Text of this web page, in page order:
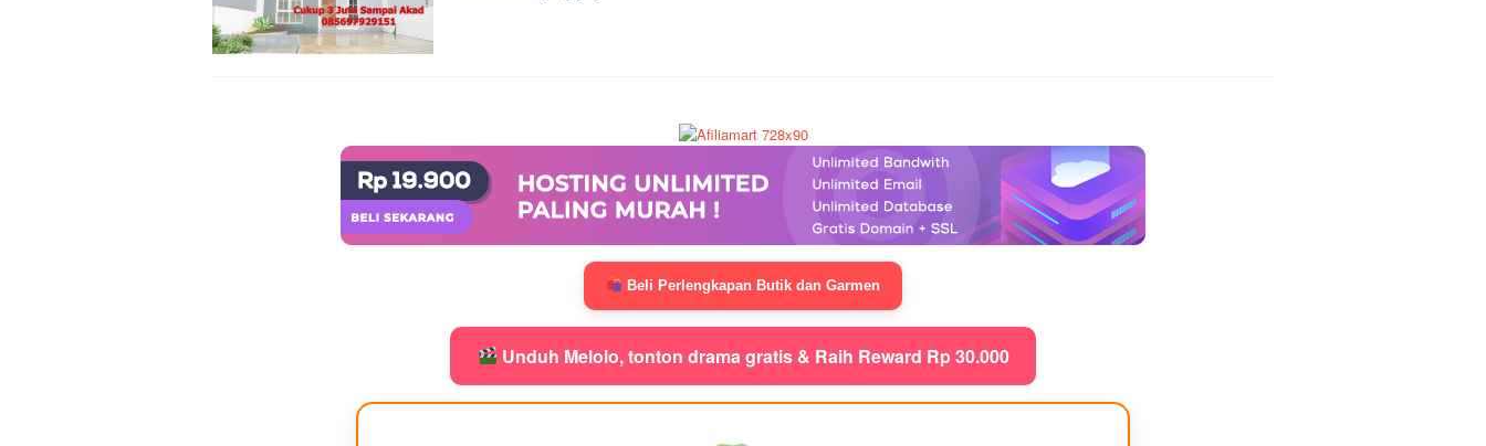
Beli Perlengkapan Butik dan Garmen
Unduh Melolo, tonton drama gratis & Raih Reward Rp 30.000